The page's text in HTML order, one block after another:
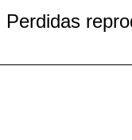
Perdidas